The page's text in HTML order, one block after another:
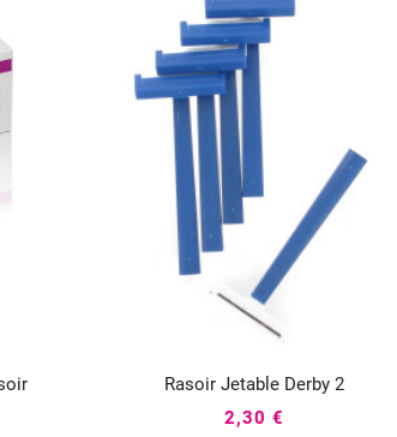
Rasoir Jetable Derby 2

2,30 €